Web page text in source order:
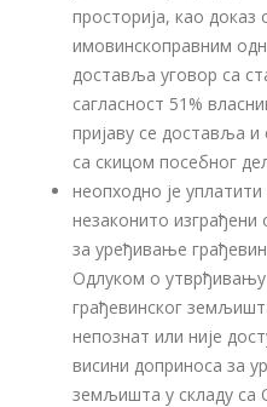
просторија, као
имовинскоправним
доставља уговор са
сагласност 51%
пријаву се доставља
са скицом посебног
неопходно је
незаконито изграђени
за уређивање
Одлуком о
грађевинског
непознат или није
висини доприноса за
земљишта у складу са